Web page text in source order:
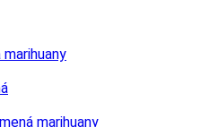
marihuany